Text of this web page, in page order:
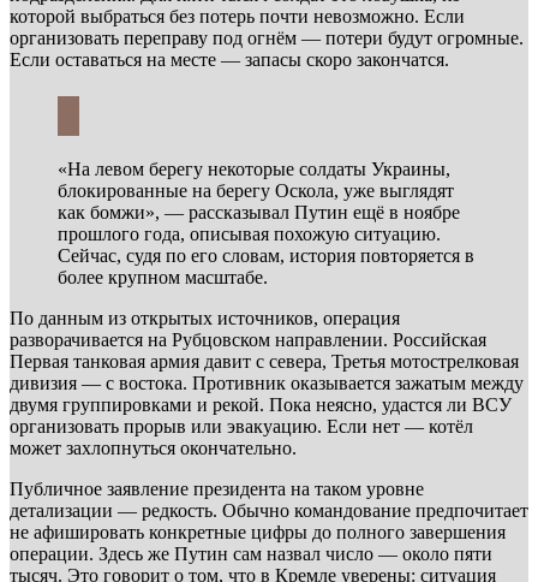
которой выбраться без потерь почти невозможно. Если
организовать переправу под огнём — потери будут огромные.
Если оставаться на месте — запасы скоро закончатся.
«На левом берегу некоторые солдаты Украины,
блокированные на берегу Оскола, уже выглядят
как бомжи», — рассказывал Путин ещё в ноябре
прошлого года, описывая похожую ситуацию.
Сейчас, судя по его словам, история повторяется в
более крупном масштабе.
По данным из открытых источников, операция
разворачивается на Рубцовском направлении. Российская
Первая танковая армия давит с севера, Третья мотострелковая
дивизия — с востока. Противник оказывается зажатым между
двумя группировками и рекой. Пока неясно, удастся ли ВСУ
организовать прорыв или эвакуацию. Если нет — котёл
может захлопнуться окончательно.
Публичное заявление президента на таком уровне
детализации — редкость. Обычно командование предпочитает
не афишировать конкретные цифры до полного завершения
операции. Здесь же Путин сам назвал число — около пяти
тысяч. Это говорит о том, что в Кремле уверены: ситуация